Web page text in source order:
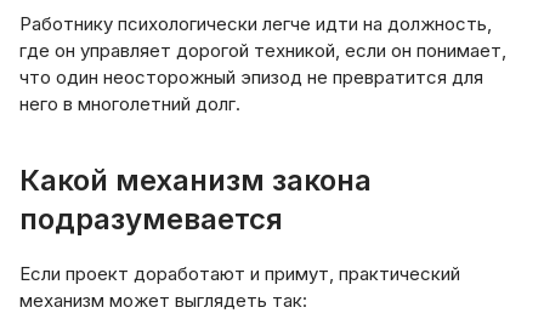
Работнику психологически легче идти на должность,
где он управляет дорогой техникой, если он понимает,
что один неосторожный эпизод не превратится для
него в многолетний долг.
Какой механизм закона
подразумевается
Если проект доработают и примут, практический
механизм может выглядеть так: